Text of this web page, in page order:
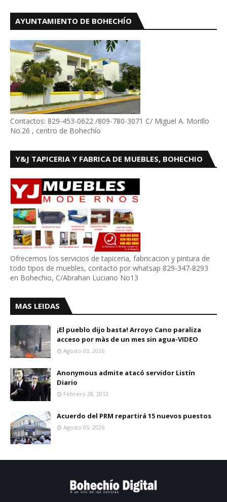
AYUNTAMIENTO DE BOHECHÍO
Contactos: 829-453-0622 /809-780-3071 C/ Miguel A. Morillo
No.26 , centro de Bohechío
Y&J TAPICERIA Y FABRICA DE MUEBLES, BOHECHIO
Ofrecemos los servicios de tapiceria, fabricacion y pintura de
todo tipos de muebles, contacto por whatsap 829-347-8293
en Bohechio, C/Abrahan Luciano No13
MAS LEIDAS
¡El pueblo dijo basta! Arroyo Cano paraliza
acceso por màs de un mes sin agua-VIDEO
Agosto 03, 2026
Anonymous admite atacó servidor Listín
Diario
Febrero 28, 2012
Acuerdo del PRM repartirá 15 nuevos puestos
Agosto 05, 2026